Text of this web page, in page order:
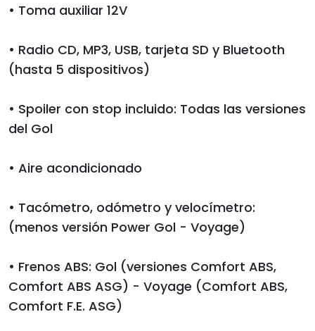
• Toma auxiliar 12V
• Radio CD, MP3, USB, tarjeta SD y Bluetooth
(hasta 5 dispositivos)
• Spoiler con stop incluido: Todas las versiones
del Gol
• Aire acondicionado
• Tacómetro, odómetro y velocímetro:
(menos versión Power Gol - Voyage)
• Frenos ABS: Gol (versiones Comfort ABS,
Comfort ABS ASG) - Voyage (Comfort ABS,
Comfort F.E. ASG)